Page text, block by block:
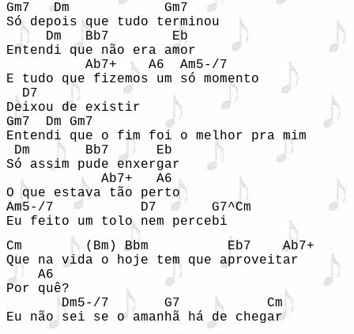
Gm7   Dm            Gm7
Só depois que tudo terminou
     Dm   Bb7        Eb
Entendi que não era amor
          Ab7+    A6  Am5-/7
E tudo que fizemos um só momento
  D7
Deixou de existir
Gm7  Dm Gm7
Entendi que o fim foi o melhor pra mim
Dm       Bb7      Eb
Só assim pude enxergar
            Ab7+   A6
O que estava tão perto
Am5-/7           D7       G7^Cm
Cm        (Bm) Bbm          Eb7    Ab7+
Que na vida o hoje tem que aproveitar
    A6
Por quê?
       Dm5-/7       G7           Cm
Eu não sei se o amanhã há de chegar